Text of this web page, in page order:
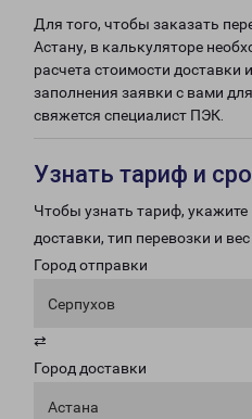
Для того, чтобы заказать
Астану, в калькуляторе
расчета стоимости доставки
заполнения заявки с вами
свяжется специалист ПЭК.
Узнать тариф и
Чтобы узнать тариф, укажите
доставки, тип перевозки и вес
Город отправки
Серпухов
⇄
Город доставки
Астана